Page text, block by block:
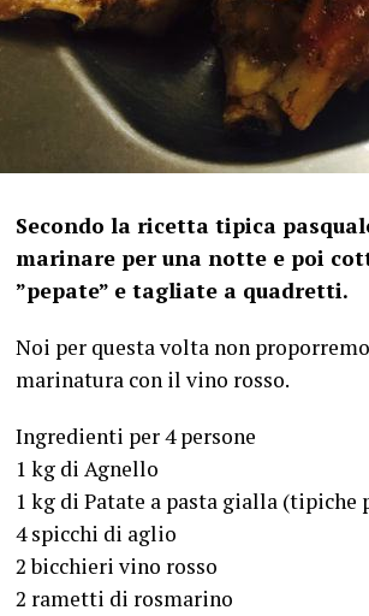
Secondo la ricetta tipica
marinare per una notte e poi
”pepate” e tagliate a quadretti.
Noi per questa volta non
marinatura con il vino rosso.
Ingredienti per 4 persone
1 kg di Agnello
1 kg di Patate a pasta gialla (tipiche
4 spicchi di aglio
2 bicchieri vino rosso
2 rametti di rosmarino